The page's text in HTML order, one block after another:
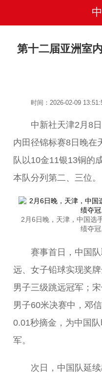
第十二届亚洲室
时间：2026-02-09
中新社天津2月8日
内田径锦标赛8日晚在
队以10金11银13铜的
本队分列第二、三位。
2月6日晚，天津，中国选
绩夺
赛事首日，中国队
远、女子铅球实现奖
男子三级跳远冠军；
男子60米决赛中，邓
0.01秒摘金，为中国
军。
次日，中国队延续